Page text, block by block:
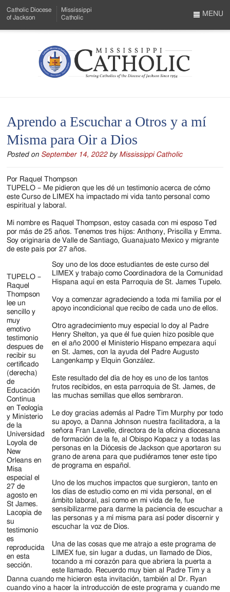
to
Menu
Content
Catholic Diocese
of Jackson
Mississippi
Catholic
Mississippi
Serving
Catholics
of
the
Diocese
Jackson
Since
1954
MENU
Aprendo a Escuchar a Otros y a mí
Misma para Oir a Dios
Posted on September 14, 2022 by Mississippi Catholic
Por Raquel Thompson
TUPELO – Me pidieron que les dé un testimonio acerca de cómo
este Curso de LIMEX ha impactado mi vida tanto personal como
espiritual y laboral.
Mi nombre es Raquel Thompson, estoy casada con mi esposo Ted
por más de 25 años. Tenemos tres hijos: Anthony, Priscilla y Emma.
Soy originaria de Valle de Santiago, Guanajuato Mexico y migrante
de este pais por 27 años.
TUPELO –
Raquel
Thompson
lee un
sencillo y
muy
emotivo
testimonio
despues de
recibir su
certificado
(derecha)
de
Educación
Continua
en Teología
y Ministerio
de la
Universidad
Loyola de
New
Orleans en
Misa
especial el
27 de
agosto en
St James.
Lacopia de
su
testimonio
es
reproducida
en esta
sección.
Soy uno de los doce estudiantes de este curso del
LIMEX y trabajo como Coordinadora de la Comunidad
Hispana aquí en esta Parroquia de St. James Tupelo.
Voy a comenzar agradeciendo a toda mi familia por el
apoyo incondicional que recibo de cada uno de ellos.
Otro agradecimiento muy especial lo doy al Padre
Henry Shelton, ya que él fue quien hizo posible que
en el año 2000 el Ministerio Hispano empezara aquí
en St. James, con la ayuda del Padre Augusto
Langenkamp y Elquin González.
Este resultado del día de hoy es uno de los tantos
frutos recibidos, en esta parroquia de St. James, de
las muchas semillas que ellos sembraron.
Le doy gracias además al Padre Tim Murphy por todo
su apoyo, a Danna Johnson nuestra facilitadora, a la
señora Fran Lavelle, directora de la oficina diocesana
de formación de la fe, al Obispo Kopacz y a todas las
personas en la Diócesis de Jackson que aportaron su
grano de arena para que pudiéramos tener este tipo
de programa en español.
Uno de los muchos impactos que surgieron, tanto en
los días de estudio como en mi vida personal, en el
ámbito laboral, así como en mi vida de fe, fue
sensibilizarme para darme la paciencia de escuchar a
las personas y a mí misma para así poder discernir y
escuchar la voz de Dios.
Una de las cosas que me atrajo a este programa de
LIMEX fue, sin lugar a dudas, un llamado de Dios,
tocando a mi corazón para que abriera la puerta a
este llamado. Recuerdo muy bien al Padre Tim y a
Danna cuando me hicieron esta invitación, también al Dr. Ryan
cuando vino a hacer la introducción de este programa y cuando me